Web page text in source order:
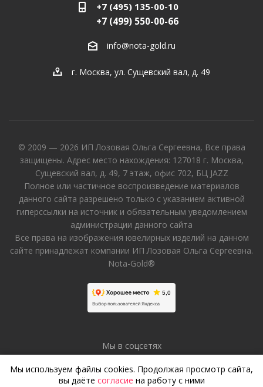
+7 (495) 135-00-10
+7 (499) 550-00-66
info@nota-gold.ru
г. Москва, ул. Сущевский вал, д. 49
© 2009 — 2026 ИП Лозовая Ольга Сергеевна, Все права
защищены. Адрес место нахождения: 127018 г. Москва,
Сущевский вал, д. 49, 7 этаж, офис 702, БЦ JAZZ
Полное или частичное воспроизведение материалов
данного сайта разрешено только с указанием активной
гиперссылки на источник и обязательным уведомлением
администрации данного сайта
Все права на изображения ювелирных изделий на данном
сайте принадлежат компании ИП Лозовая Ольга Сергеевна.
Nota-Gold®
Мы в соцсетях
Мы используем файлы cookies. Продолжая просмотр сайта,
вы даёте согласие на работу с ними